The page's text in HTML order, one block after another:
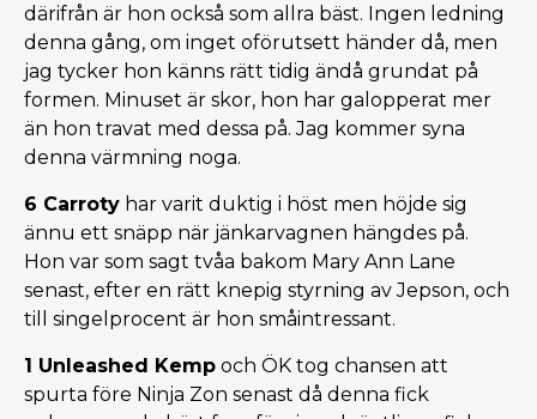
därifrån är hon också som allra bäst. Ingen ledning
denna gång, om inget oförutsett händer då, men
jag tycker hon känns rätt tidig ändå grundat på
formen. Minuset är skor, hon har galopperat mer
än hon travat med dessa på. Jag kommer syna
denna värmning noga.
6 Carroty har varit duktig i höst men höjde sig
ännu ett snäpp när jänkarvagnen hängdes på.
Hon var som sagt tvåa bakom Mary Ann Lane
senast, efter en rätt knepig styrning av Jepson, och
till singelprocent är hon småintressant.
1 Unleashed Kemp och ÖK tog chansen att
spurta före Ninja Zon senast då denna fick